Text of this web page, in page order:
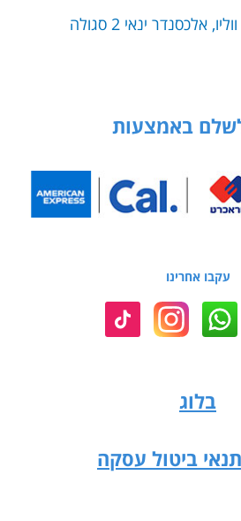
אלכסנדר ינאי 2 סגולה
באמצעות
עקבו אחרינו
בלוג
ביטול עסקה